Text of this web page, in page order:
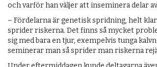
och varför han väljer att inseminera delar
– Fördelarna är genetisk spridning, helt
sprider riskerna. Det finns så mycket
sig med bara en tjur, exempelvis tunga
seminerar man så sprider man riskerna